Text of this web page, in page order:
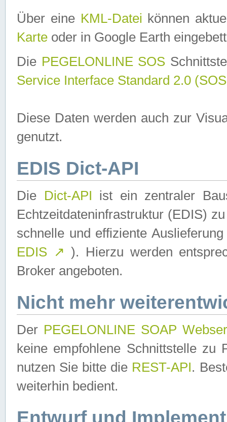
Über eine KML-Datei können
Karte oder in Google Earth
Die PEGELONLINE SOS
Service Interface Standard 2.0
Diese Daten werden auch zur
genutzt.
EDIS Dict-API
Die Dict-API ist ein zentraler
Echtzeitdateninfrastruktur (EDIS)
schnelle und effiziente
EDIS ↗ ). Hierzu werden
Broker angeboten.
Nicht mehr
Der PEGELONLINE SOAP
keine empfohlene Schnittstelle zu
nutzen Sie bitte die REST-API.
weiterhin bedient.
Entwurf und